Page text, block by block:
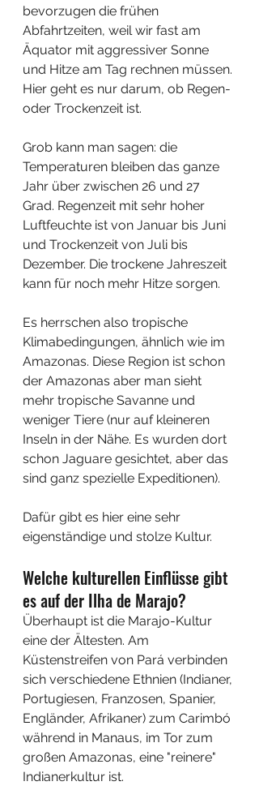
bevorzugen die frühen
Abfahrtzeiten, weil wir fast am
Äquator mit aggressiver Sonne
und Hitze am Tag rechnen müssen.
Hier geht es nur darum, ob Regen-
oder Trockenzeit ist.
Grob kann man sagen: die
Temperaturen bleiben das ganze
Jahr über zwischen 26 und 27
Grad. Regenzeit mit sehr hoher
Luftfeuchte ist von Januar bis Juni
und Trockenzeit von Juli bis
Dezember. Die trockene Jahreszeit
kann für noch mehr Hitze sorgen.
Es herrschen also tropische
Klimabedingungen, ähnlich wie im
Amazonas. Diese Region ist schon
der Amazonas aber man sieht
mehr tropische Savanne und
weniger Tiere (nur auf kleineren
Inseln in der Nähe. Es wurden dort
schon Jaguare gesichtet, aber das
sind ganz spezielle Expeditionen).
Dafür gibt es hier eine sehr
eigenständige und stolze Kultur.
Welche kulturellen Einflüsse gibt
es auf der Ilha de Marajo?
Überhaupt ist die Marajo-Kultur
eine der Ältesten. Am
Küstenstreifen von Pará verbinden
sich verschiedene Ethnien (Indianer,
Portugiesen, Franzosen, Spanier,
Engländer, Afrikaner) zum Carimbó
während in Manaus, im Tor zum
großen Amazonas, eine "reinere"
Indianerkultur ist.